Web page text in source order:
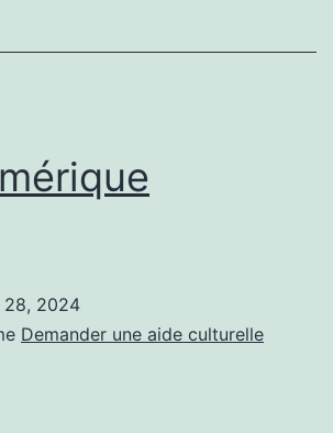
2024
Demander une aide culturelle